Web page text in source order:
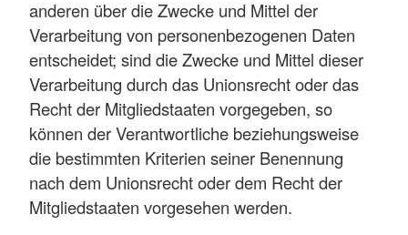
anderen über die Zwecke und Mittel der
Verarbeitung von personenbezogenen Daten
entscheidet; sind die Zwecke und Mittel dieser
Verarbeitung durch das Unionsrecht oder das
Recht der Mitgliedstaaten vorgegeben, so
können der Verantwortliche beziehungsweise
die bestimmten Kriterien seiner Benennung
nach dem Unionsrecht oder dem Recht der
Mitgliedstaaten vorgesehen werden.